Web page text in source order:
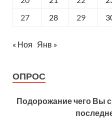
27
28 29
« Ноя Янв »
ОПРОС
Подорожание чего Вы